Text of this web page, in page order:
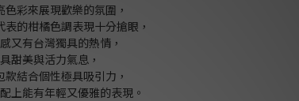
色彩來展現歡樂的氛圍，
表的柑橘色調表現十分搶眼，
又有台灣獨具的熱情，
甜美與活力氣息，
款結合個性極具吸引力，
上能有年輕又優雅的表現。